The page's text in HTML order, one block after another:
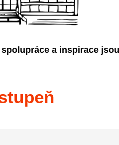
a inspirace